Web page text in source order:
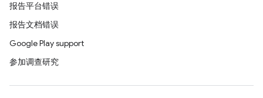
报告平台错误
报告文档错误
Google Play support
参加调查研究